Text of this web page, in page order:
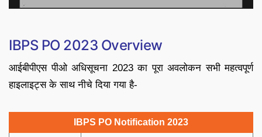
IBPS PO 2023 Overview
आईबीपीएस पीओ अधिसूचना 2023 का पूरा अवलोकन सभी महत्वपूर्ण
हाइलाइट्स के साथ नीचे दिया गया है-
IBPS PO Notification 2023